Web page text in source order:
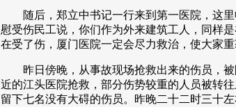
随后，郑立中书记一行来到第一医院，这里
慰受伤民工说，你们作为外来建筑工人，同样
在受了伤，厦门医院一定会尽力救治，使大家重
昨日傍晚，从事故现场抢救出来的伤员，被
近的江头医院抢救，部分伤势较重的人员被转
留下七名没有大碍的伤员。昨晚二十二时三十